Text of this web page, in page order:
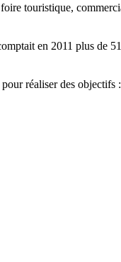
touristique,
en 2011 plus de
réaliser des